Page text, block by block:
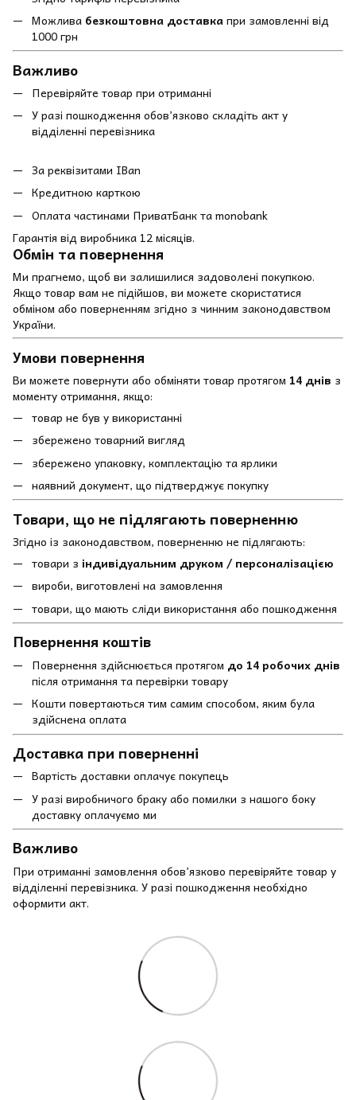
Можлива безкоштовна доставкапри замовленні від
1000 грн
Важливо
Перевіряйте товар при отриманні
У разі пошкодження обов’язково складіть акт у
відділенні перевізника
За реквізитами IBan
Кредитною карткою
Оплата частинами ПриватБанк та monobank
Гарантія від виробника 12 місяців.
Обмін та повернення
Ми прагнемо, щоб ви залишилися задоволені покупкою.
Якщо товар вам не підійшов, ви можете скористатися
обміном або поверненням згідно з чинним законодавством
України.
Умови повернення
Ви можете повернути або обміняти товар протягом 14 днів з
моменту отримання, якщо:
товар не був у використанні
збережено товарний вигляд
збережено упаковку, комплектацію та ярлики
наявний документ, що підтверджує покупку
Товари, що не підлягають поверненню
Згідно із законодавством, поверненню не підлягають:
товари з індивідуальним друком / персоналізацією
вироби, виготовлені на замовлення
товари, що мають сліди використання або пошкодження
Повернення коштів
Повернення здійснюється протягом до 14 робочих днів
після отримання та перевірки товару
Кошти повертаються тим самим способом, яким була
здійснена оплата
Доставка при поверненні
Вартість доставки оплачує покупець
У разі виробничого браку або помилки з нашого боку
доставку оплачуємо ми
Важливо
При отриманні замовлення обов’язково перевіряйте товар у
відділенні перевізника. У разі пошкодження необхідно
оформити акт.